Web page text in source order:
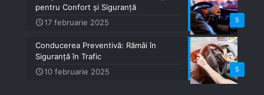
5
pentru Confort și Siguranță
17 februarie 2025
5
Conducerea Preventivă: Rămâi în
Siguranță în Trafic
10 februarie 2025